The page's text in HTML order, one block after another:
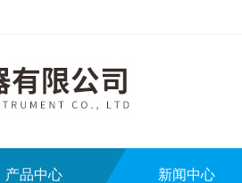
产品中心 新闻中心